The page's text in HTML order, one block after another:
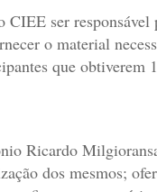
ser
o material
que obtiverem
Ricardo
dos mesmos;